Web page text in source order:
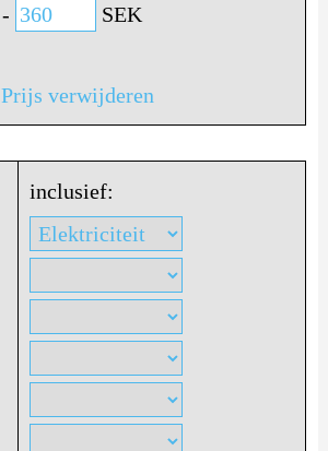
-
SEK
Prijs verwijderen
inclusief: